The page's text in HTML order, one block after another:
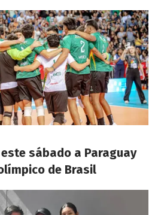
sábado a Paraguay
de Brasil